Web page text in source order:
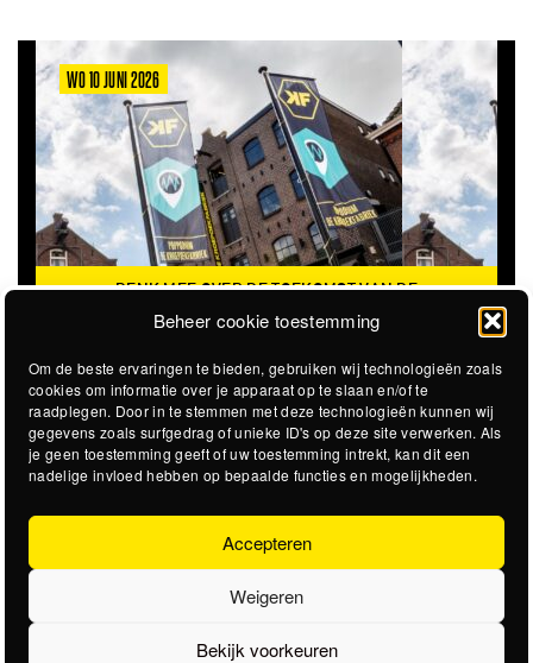
Beheer cookie toestemming
Om de beste ervaringen te bieden, gebruiken wij technologieën zoals
cookies om informatie over je apparaat op te slaan en/of te
raadplegen. Door in te stemmen met deze technologieën kunnen wij
gegevens zoals surfgedrag of unieke ID's op deze site verwerken. Als
je geen toestemming geeft of uw toestemming intrekt, kan dit een
nadelige invloed hebben op bepaalde functies en mogelijkheden.
Accepteren
Weigeren
Bekijk voorkeuren
WO 10 JUNI 2026
DENK MEE OVER DE TOEKOMST VAN DE
KROEPOEKFABRIEK